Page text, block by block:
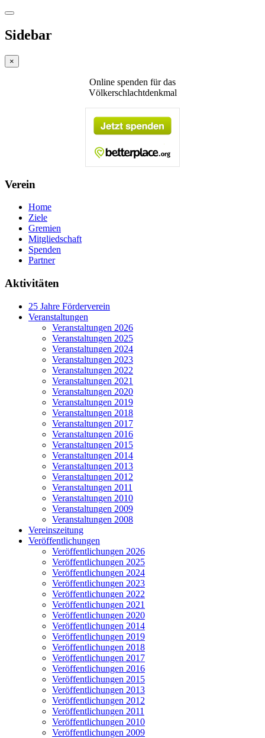
Sidebar
×
Online spenden für das
Völkerschlachtdenkmal
Verein
Home
Ziele
Gremien
Mitgliedschaft
Spenden
Partner
Aktivitäten
25 Jahre Förderverein
Veranstaltungen
Veranstaltungen 2026
Veranstaltungen 2025
Veranstaltungen 2024
Veranstaltungen 2023
Veranstaltungen 2022
Veranstaltungen 2021
Veranstaltungen 2020
Veranstaltungen 2019
Veranstaltungen 2018
Veranstaltungen 2017
Veranstaltungen 2016
Veranstaltungen 2015
Veranstaltungen 2014
Veranstaltungen 2013
Veranstaltungen 2012
Veranstaltungen 2011
Veranstaltungen 2010
Veranstaltungen 2009
Veranstaltungen 2008
Vereinszeitung
Veröffentlichungen
Veröffentlichungen 2026
Veröffentlichungen 2025
Veröffentlichungen 2024
Veröffentlichungen 2023
Veröffentlichungen 2022
Veröffentlichungen 2021
Veröffentlichungen 2020
Veröffentlichungen 2014
Veröffentlichungen 2019
Veröffentlichungen 2018
Veröffentlichungen 2017
Veröffentlichungen 2016
Veröffentlichungen 2015
Veröffentlichungen 2013
Veröffentlichungen 2012
Veröffentlichungen 2011
Veröffentlichungen 2010
Veröffentlichungen 2009